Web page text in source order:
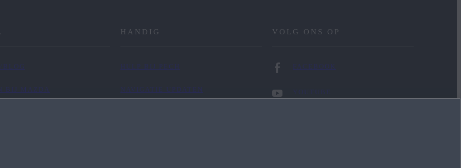
BLOG
BIJ MAZDA
HANDIG
HULP BIJ PECH
NAVIGATIE UPDATEN
VOLG ONS OP
FACEBOOK
YOUTUBE